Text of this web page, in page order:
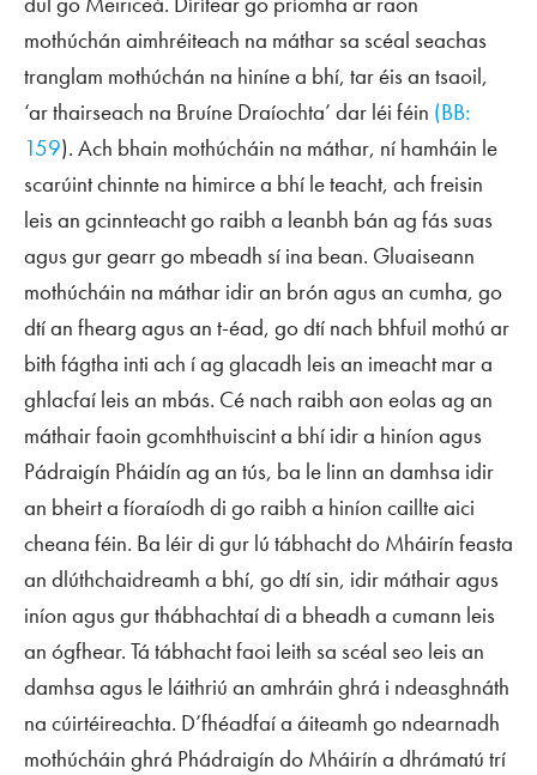
mothúchán aimhréiteach na máthar sa scéal seachas
tranglam mothúchán na hiníne a bhí, tar éis an tsaoil,
‘ar thairseach na Bruíne Draíochta’ dar léi féin (BB:
159). Ach bhain mothúcháin na máthar, ní hamháin le
scarúint chinnte na himirce a bhí le teacht, ach freisin
leis an gcinnteacht go raibh a leanbh bán ag fás suas
agus gur gearr go mbeadh sí ina bean. Gluaiseann
mothúcháin na máthar idir an brón agus an cumha, go
dtí an fhearg agus an t-éad, go dtí nach bhfuil mothú ar
bith fágtha inti ach í ag glacadh leis an imeacht mar a
ghlacfaí leis an mbás. Cé nach raibh aon eolas ag an
máthair faoin gcomhthuiscint a bhí idir a hiníon agus
Pádraigín Pháidín ag an tús, ba le linn an damhsa idir
an bheirt a fíoraíodh di go raibh a hiníon caillte aici
cheana féin. Ba léir di gur lú tábhacht do Mháirín feasta
an dlúthchaidreamh a bhí, go dtí sin, idir máthair agus
iníon agus gur thábhachtaí di a bheadh a cumann leis
an ógfhear. Tá tábhacht faoi leith sa scéal seo leis an
damhsa agus le láithriú an amhráin ghrá i ndeasghnáth
na cúirtéireachta. D’fhéadfaí a áiteamh go ndearnadh
mothúcháin ghrá Phádraigín do Mháirín a dhrámatú trí